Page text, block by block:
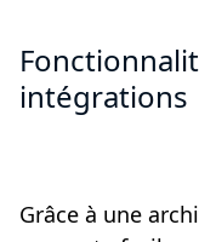
intégrations
Grâce à une